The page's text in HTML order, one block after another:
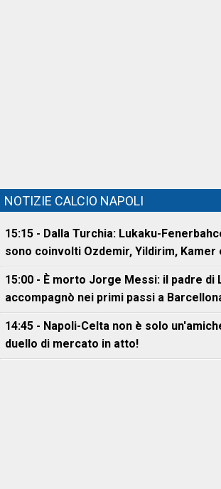
NOTIZIE CALCIO NAPOLI
15:15 - Dalla Turchia: Lukaku-
sono coinvolti Ozdemir, Yildirim, Kamer
15:00 - È morto Jorge Messi: il padre di
accompagnò nei primi passi a
14:45 - Napoli-Celta non è solo
duello di mercato in atto!